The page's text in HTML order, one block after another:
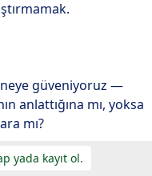
güveniyoruz —
anlattığına mı, yoksa
mı?
yada kayıt ol.